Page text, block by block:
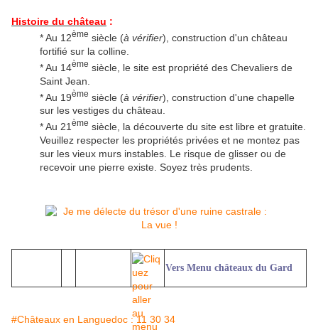
Histoire du château :
* Au 12ème siècle (à vérifier), construction d'un château
fortifié sur la colline.
* Au 14ème siècle, le site est propriété des Chevaliers de
Saint Jean.
* Au 19ème siècle (à vérifier), construction d'une chapelle
sur les vestiges du château.
* Au 21 ème siècle, la découverte du site est libre et gratuite.
Veuillez respecter les propriétés privées et ne montez pas
sur les vieux murs instables. Le risque de glisser ou de
recevoir une pierre existe. Soyez très prudents.
Vers Menu châteaux du Gard
#Châteaux en Languedoc : 11 30 34